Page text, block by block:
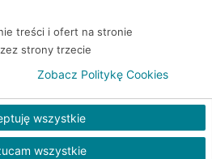
S.A. Wszelkie prawa zastrzeżone
treści i ofert na stronie
strony trzecie
wszystkie
wszystkie
Zobacz Politykę Cookies